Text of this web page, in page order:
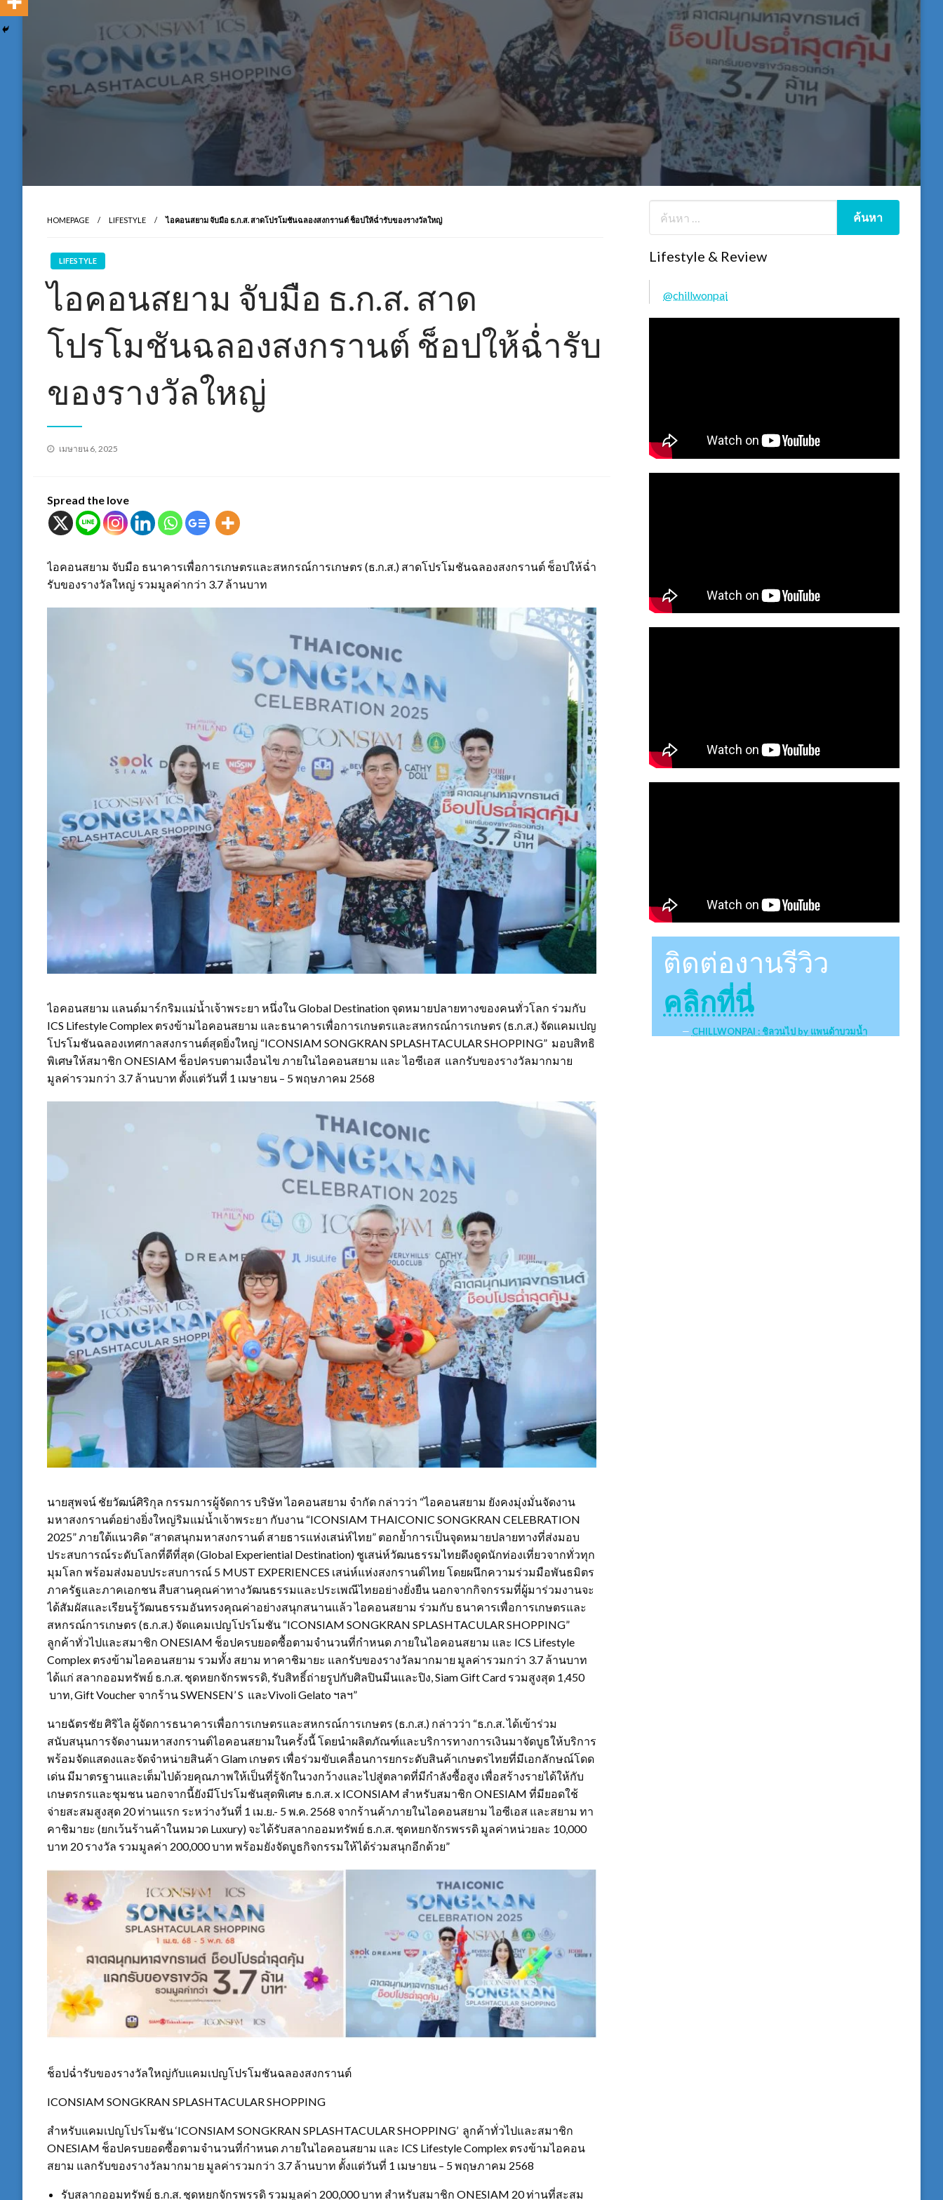
HOMEPAGE LIFESTYLE ไอคอนสยาม จับมือ ธ.ก.ส. สาดโปรโมชันฉลองสงกรานต์ ช็อปให้ฉ่ำรับของรางวัลใหญ่
LIFESTYLE
ไอคอนสยาม จับมือ ธ.ก.ส. สาด
โปรโมชันฉลองสงกรานต์ ช็อปให้ฉ่ำรับ
ของรางวัลใหญ่
Posted
เมษายน 6, 2025
Spread the love
ไอคอนสยาม จับมือ ธนาคารเพื่อการเกษตรและสหกรณ์การเกษตร (ธ.ก.ส.) สาดโปรโมชันฉลองสงกรานต์ ช็อปให้ฉ่ำ
รับของรางวัลใหญ่ รวมมูลค่ากว่า 3.7 ล้านบาท
ไอคอนสยาม แลนด์มาร์กริมแม่น้ำเจ้าพระยา หนึ่งใน Global Destination จุดหมายปลายทางของคนทั่วโลก ร่วมกับ
ICS Lifestyle Complex ตรงข้ามไอคอนสยาม และธนาคารเพื่อการเกษตรและสหกรณ์การเกษตร (ธ.ก.ส.) จัดแคมเปญ
โปรโมชันฉลองเทศกาลสงกรานต์สุดยิ่งใหญ่ “ICONSIAM SONGKRAN SPLASHTACULAR SHOPPING” มอบสิทธิ
พิเศษให้สมาชิก ONESIAM ช็อปครบตามเงื่อนไข ภายในไอคอนสยาม และ ไอซีเอส แลกรับของรางวัลมากมาย
มูลค่ารวมกว่า 3.7 ล้านบาท ตั้งแต่วันที่ 1 เมษายน – 5 พฤษภาคม 2568
นายสุพจน์ ชัยวัฒน์ศิริกุล กรรมการผู้จัดการ บริษัท ไอคอนสยาม จำกัด กล่าวว่า “ไอคอนสยาม ยังคงมุ่งมั่นจัดงาน
มหาสงกรานต์อย่างยิ่งใหญ่ริมแม่น้ำเจ้าพระยา กับงาน “ICONSIAM THAICONIC SONGKRAN CELEBRATION
2025” ภายใต้แนวคิด “สาดสนุกมหาสงกรานต์ สายธารแห่งเสน่ห์ไทย” ตอกย้ำการเป็นจุดหมายปลายทางที่ส่งมอบ
ประสบการณ์ระดับโลกที่ดีที่สุด (Global Experiential Destination) ชูเสน่ห์วัฒนธรรมไทยดึงดูดนักท่องเที่ยวจากทั่วทุก
มุมโลก พร้อมส่งมอบประสบการณ์ 5 MUST EXPERIENCES เสน่ห์แห่งสงกรานต์ไทย โดยผนึกความร่วมมือพันธมิตร
ภาครัฐและภาคเอกชน สืบสานคุณค่าทางวัฒนธรรมและประเพณีไทยอย่างยั่งยืน นอกจากกิจกรรมที่ผู้มาร่วมงานจะ
ได้สัมผัสและเรียนรู้วัฒนธรรมอันทรงคุณค่าอย่างสนุกสนานแล้ว ไอคอนสยาม ร่วมกับ ธนาคารเพื่อการเกษตรและ
สหกรณ์การเกษตร (ธ.ก.ส.) จัดแคมเปญโปรโมชัน “ICONSIAM SONGKRAN SPLASHTACULAR SHOPPING”
ลูกค้าทั่วไปและสมาชิก ONESIAM ช็อปครบยอดซื้อตามจำนวนที่กำหนด ภายในไอคอนสยาม และ ICS Lifestyle
Complex ตรงข้ามไอคอนสยาม รวมทั้ง สยาม ทาคาชิมายะ แลกรับของรางวัลมากมาย มูลค่ารวมกว่า 3.7 ล้านบาท
ได้แก่ สลากออมทรัพย์ ธ.ก.ส. ชุดหยกจักรพรรดิ, รับสิทธิ์ถ่ายรูปกับศิลปินมีนและปิง, Siam Gift Card รวมสูงสุด 1,450
บาท, Gift Voucher จากร้าน SWENSEN’ S และVivoli Gelato ฯลฯ”
นายฉัตรชัย ศิริไล ผู้จัดการธนาคารเพื่อการเกษตรและสหกรณ์การเกษตร (ธ.ก.ส.) กล่าวว่า “ธ.ก.ส. ได้เข้าร่วม
สนับสนุนการจัดงานมหาสงกรานต์ไอคอนสยามในครั้งนี้ โดยนำผลิตภัณฑ์และบริการทางการเงินมาจัดบูธให้บริการ
พร้อมจัดแสดงและจัดจำหน่ายสินค้า Glam เกษตร เพื่อร่วมขับเคลื่อนการยกระดับสินค้าเกษตรไทยที่มีเอกลักษณ์โดด
เด่น มีมาตรฐานและเต็มไปด้วยคุณภาพให้เป็นที่รู้จักในวงกว้างและไปสู่ตลาดที่มีกำลังซื้อสูง เพื่อสร้างรายได้ให้กับ
เกษตรกรและชุมชน นอกจากนี้ยังมีโปรโมชันสุดพิเศษ ธ.ก.ส. x ICONSIAM สำหรับสมาชิก ONESIAM ที่มียอดใช้
จ่ายสะสมสูงสุด 20 ท่านแรก ระหว่างวันที่ 1 เม.ย.- 5 พ.ค. 2568 จากร้านค้าภายในไอคอนสยาม ไอซีเอส และสยาม ทา
คาชิมายะ (ยกเว้นร้านค้าในหมวด Luxury) จะได้รับสลากออมทรัพย์ ธ.ก.ส. ชุดหยกจักรพรรดิ มูลค่าหน่วยละ 10,000
บาท 20 รางวัล รวมมูลค่า 200,000 บาท พร้อมยังจัดบูธกิจกรรมให้ได้ร่วมสนุกอีกด้วย”
ช็อปฉ่ำรับของรางวัลใหญ่กับแคมเปญโปรโมชันฉลองสงกรานต์
ICONSIAM SONGKRAN SPLASHTACULAR SHOPPING
สำหรับแคมเปญโปรโมชัน ‘ICONSIAM SONGKRAN SPLASHTACULAR SHOPPING’ ลูกค้าทั่วไปและสมาชิก
ONESIAM ช็อปครบยอดซื้อตามจำนวนที่กำหนด ภายในไอคอนสยาม และ ICS Lifestyle Complex ตรงข้ามไอคอน
สยาม แลกรับของรางวัลมากมาย มูลค่ารวมกว่า 3.7 ล้านบาท ตั้งแต่วันที่ 1 เมษายน – 5 พฤษภาคม 2568
รับสลากออมทรัพย์ ธ.ก.ส. ชุดหยกจักรพรรดิ รวมมูลค่า 200,000 บาท สำหรับสมาชิก ONESIAM 20 ท่านที่สะสม
Lifestyle & Review
@chillwonpai
ติดต่องานรีวิว
คลิกที่นี่
CHILLWONPAI : ชิลวนไป by แพนด้าบวมน้ำ